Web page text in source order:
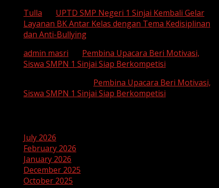
Tulla
UPTD SMP Negeri 1 Sinjai Kembali Gelar
Layanan BK Antar Kelas dengan Tema Kedisiplinan
dan Anti-Bullying
admin masri
Pembina Upacara Beri Motivasi,
Siswa SMPN 1 Sinjai Siap Berkompetisi
Pembina Upacara Beri Motivasi,
Siswa SMPN 1 Sinjai Siap Berkompetisi
July 2026
February 2026
January 2026
December 2025
October 2025